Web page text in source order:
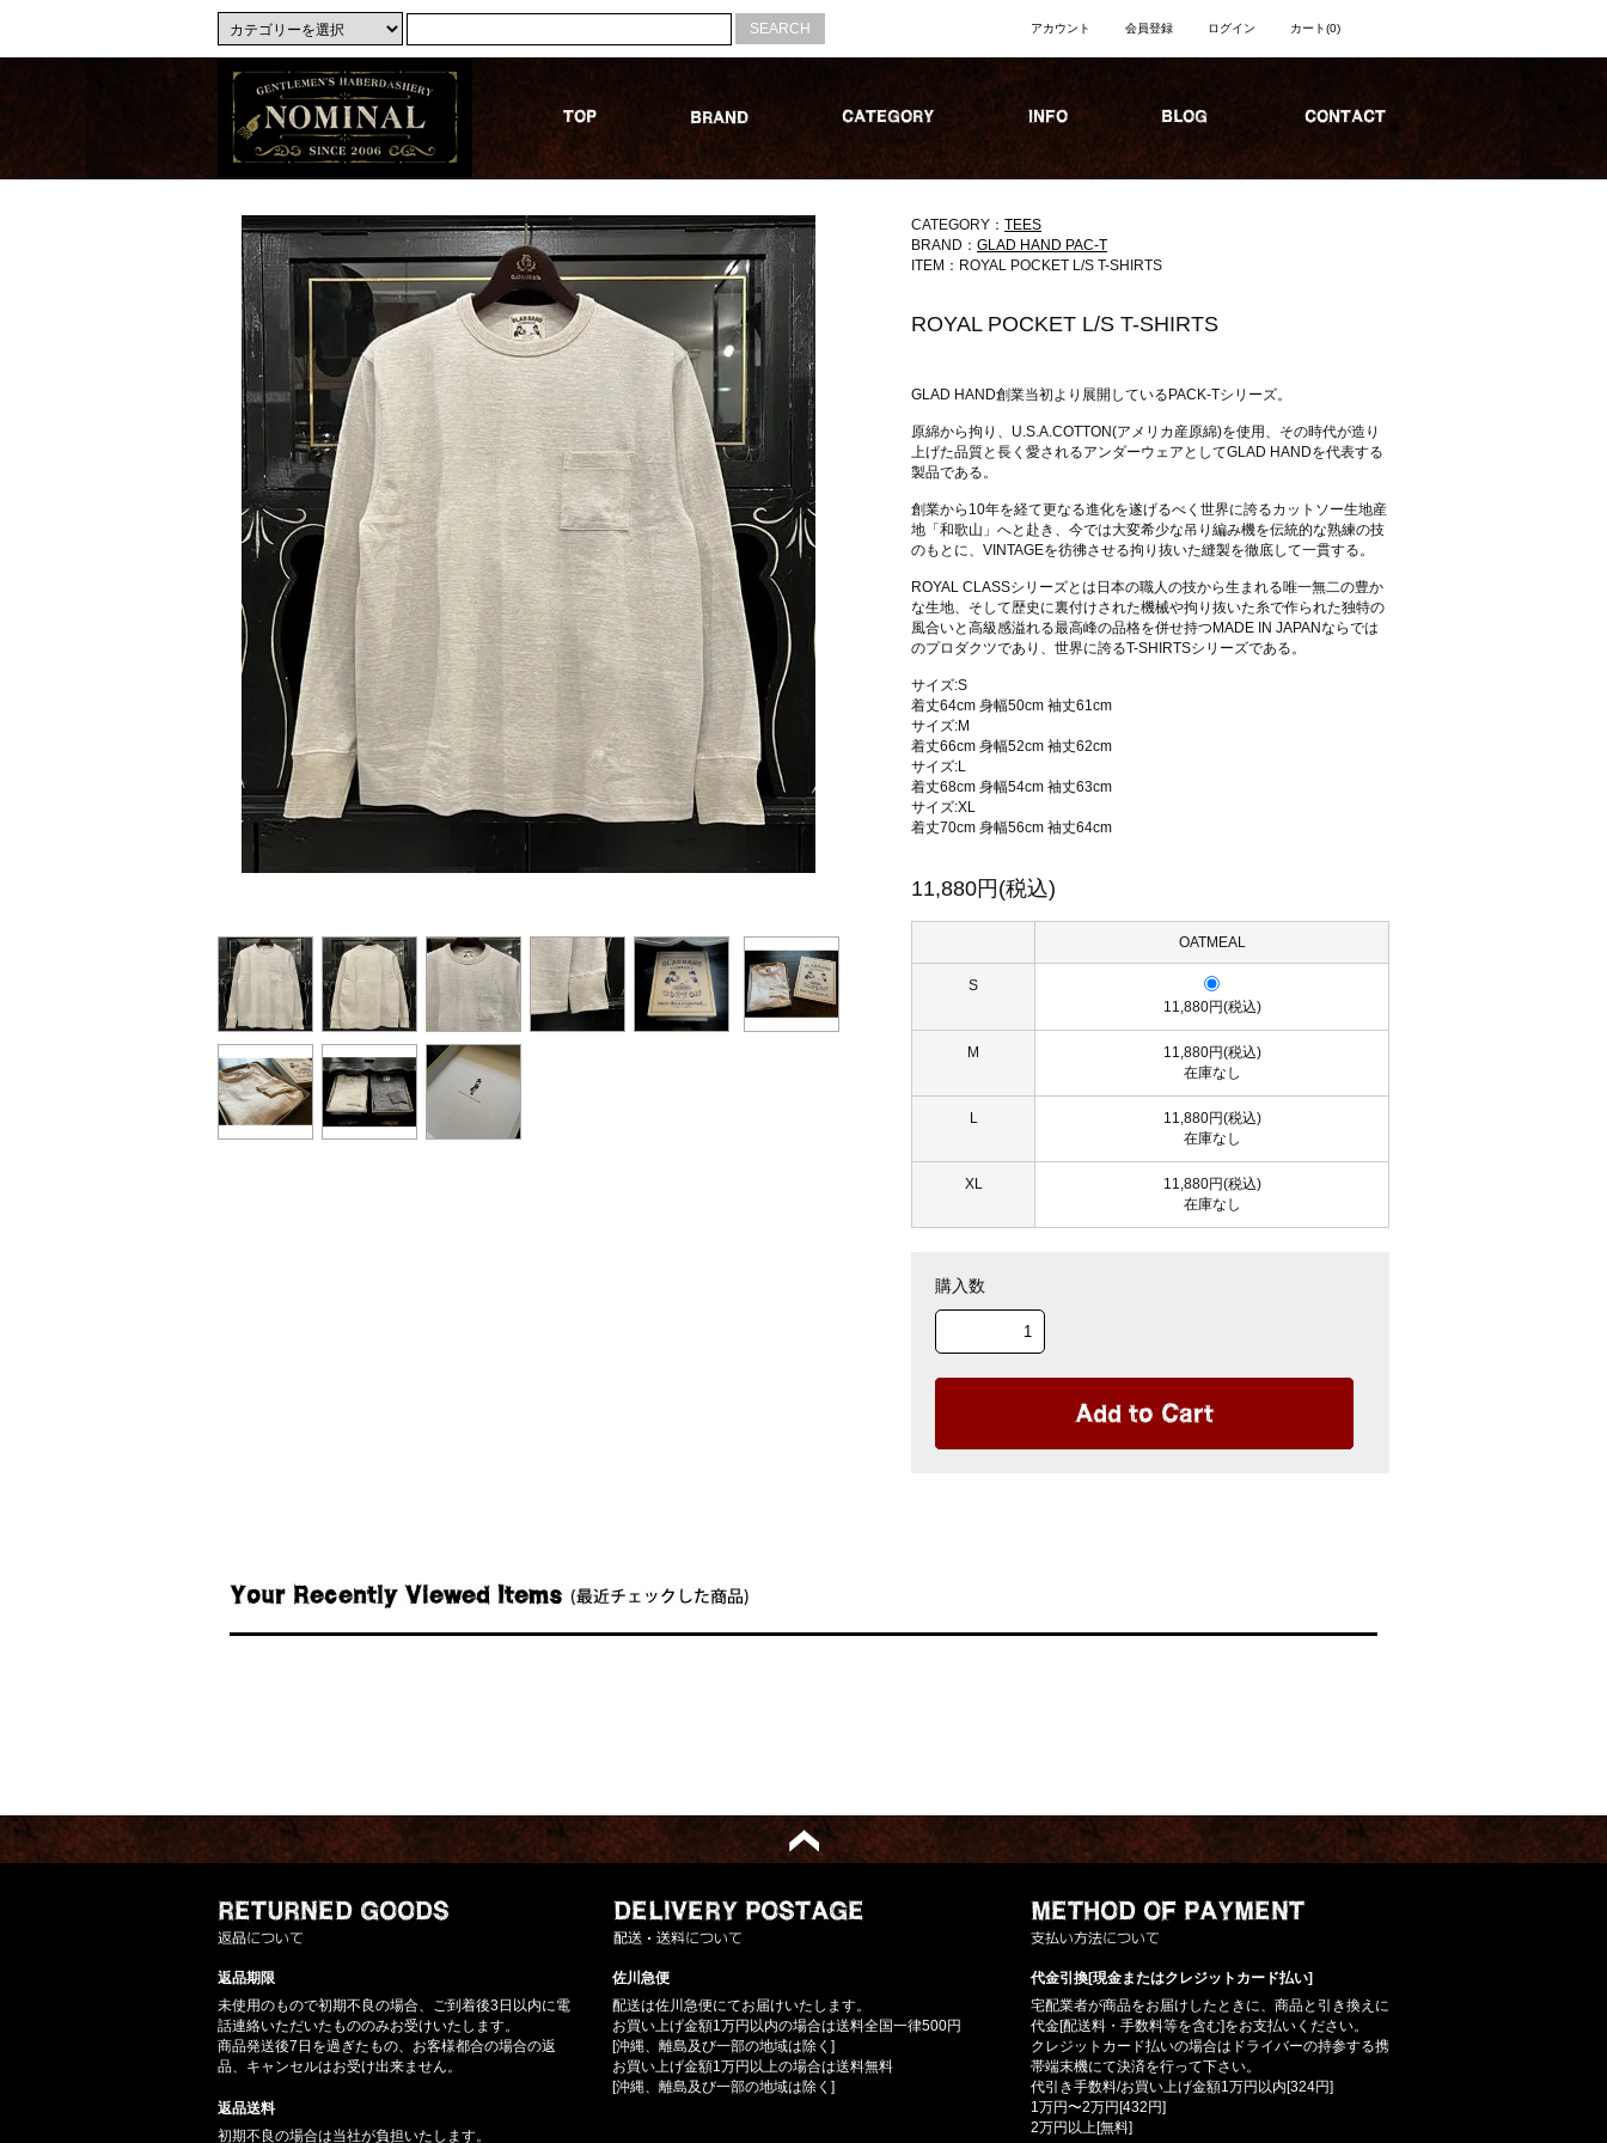
アカウント 会員登録 ログイン カート(0)
CATEGORY： TEES
BRAND： GLAD HAND PAC-T
ITEM：ROYAL POCKET L/S T-SHIRTS
ROYAL POCKET L/S T-SHIRTS
GLAD HAND創業当初より展開しているPACK-Tシリーズ。
原綿から拘り、U.S.A.COTTON(アメリカ産原綿)を使用、その時代が造り
上げた品質と長く愛されるアンダーウェアとしてGLAD HANDを代表する
製品である。
創業から10年を経て更なる進化を遂げるべく世界に誇るカットソー生地産
地「和歌山」へと赴き、今では大変希少な吊り編み機を伝統的な熟練の技
のもとに、VINTAGEを彷彿させる拘り抜いた縫製を徹底して一貫する。
ROYAL CLASSシリーズとは日本の職人の技から生まれる唯一無二の豊か
な生地、そして歴史に裏付けされた機械や拘り抜いた糸で作られた独特の
風合いと高級感溢れる最高峰の品格を併せ持つMADE IN JAPANならでは
のプロダクツであり、世界に誇るT-SHIRTSシリーズである。
サイズ:S
着丈64cm 身幅50cm 袖丈61cm
サイズ:M
着丈66cm 身幅52cm 袖丈62cm
サイズ:L
着丈68cm 身幅54cm 袖丈63cm
サイズ:XL
着丈70cm 身幅56cm 袖丈64cm
11,880円(税込)
OATMEAL
S
11,880円(税込)
M
11,880円(税込)
在庫なし
L
11,880円(税込)
在庫なし
XL
11,880円(税込)
在庫なし
購入数
返品期限
未使用のもので初期不良の場合、ご到着後3日以内に電
話連絡いただいたもののみお受けいたします。
商品発送後7日を過ぎたもの、お客様都合の場合の返
品、キャンセルはお受け出来ません。
返品送料
初期不良の場合は当社が負担いたします。
佐川急便
配送は佐川急便にてお届けいたします。
お買い上げ金額1万円以内の場合は送料全国一律500円
[沖縄、離島及び一部の地域は除く]
お買い上げ金額1万円以上の場合は送料無料
[沖縄、離島及び一部の地域は除く]
代金引換[現金またはクレジットカード払い]
宅配業者が商品をお届けしたときに、商品と引き換えに
代金[配送料・手数料等を含む]をお支払いください。
クレジットカード払いの場合はドライバーの持参する携
帯端末機にて決済を行って下さい。
代引き手数料/お買い上げ金額1万円以内[324円]
1万円〜2万円[432円]
2万円以上[無料]